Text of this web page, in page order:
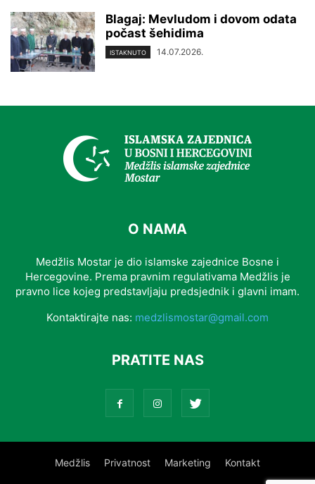
Blagaj: Mevludom i dovom odata
počast šehidima
ISTAKNUTO 14.07.2026.
O NAMA
Medžlis Mostar je dio islamske zajednice Bosne i
Hercegovine. Prema pravnim regulativama Medžlis je
pravno lice kojeg predstavljaju predsjednik i glavni imam.
Kontaktirajte nas: medzlismostar@gmail.com
PRATITE NAS
Medžlis Privatnost Marketing Kontakt